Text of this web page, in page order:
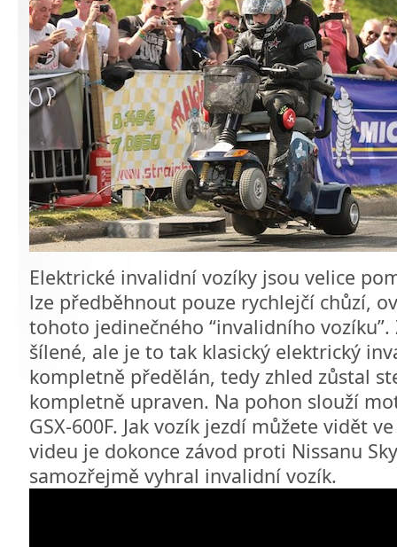
Elektrické invalidní vozíky jsou velice
lze předběhnout pouze rychlejčí chůzí,
tohoto jedinečného “invalidního
šílené, ale je to tak klasický elektrický
kompletně předělán, tedy zhled zůstal
kompletně upraven. Na pohon slouží
GSX-600F. Jak vozík jezdí můžete vidět
videu je dokonce závod proti Nissanu
samozřejmě vyhral invalidní vozík.